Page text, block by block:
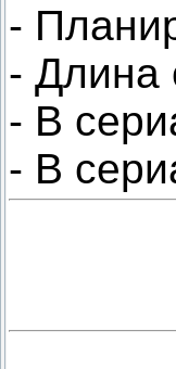
-
- Длина
- В
- В